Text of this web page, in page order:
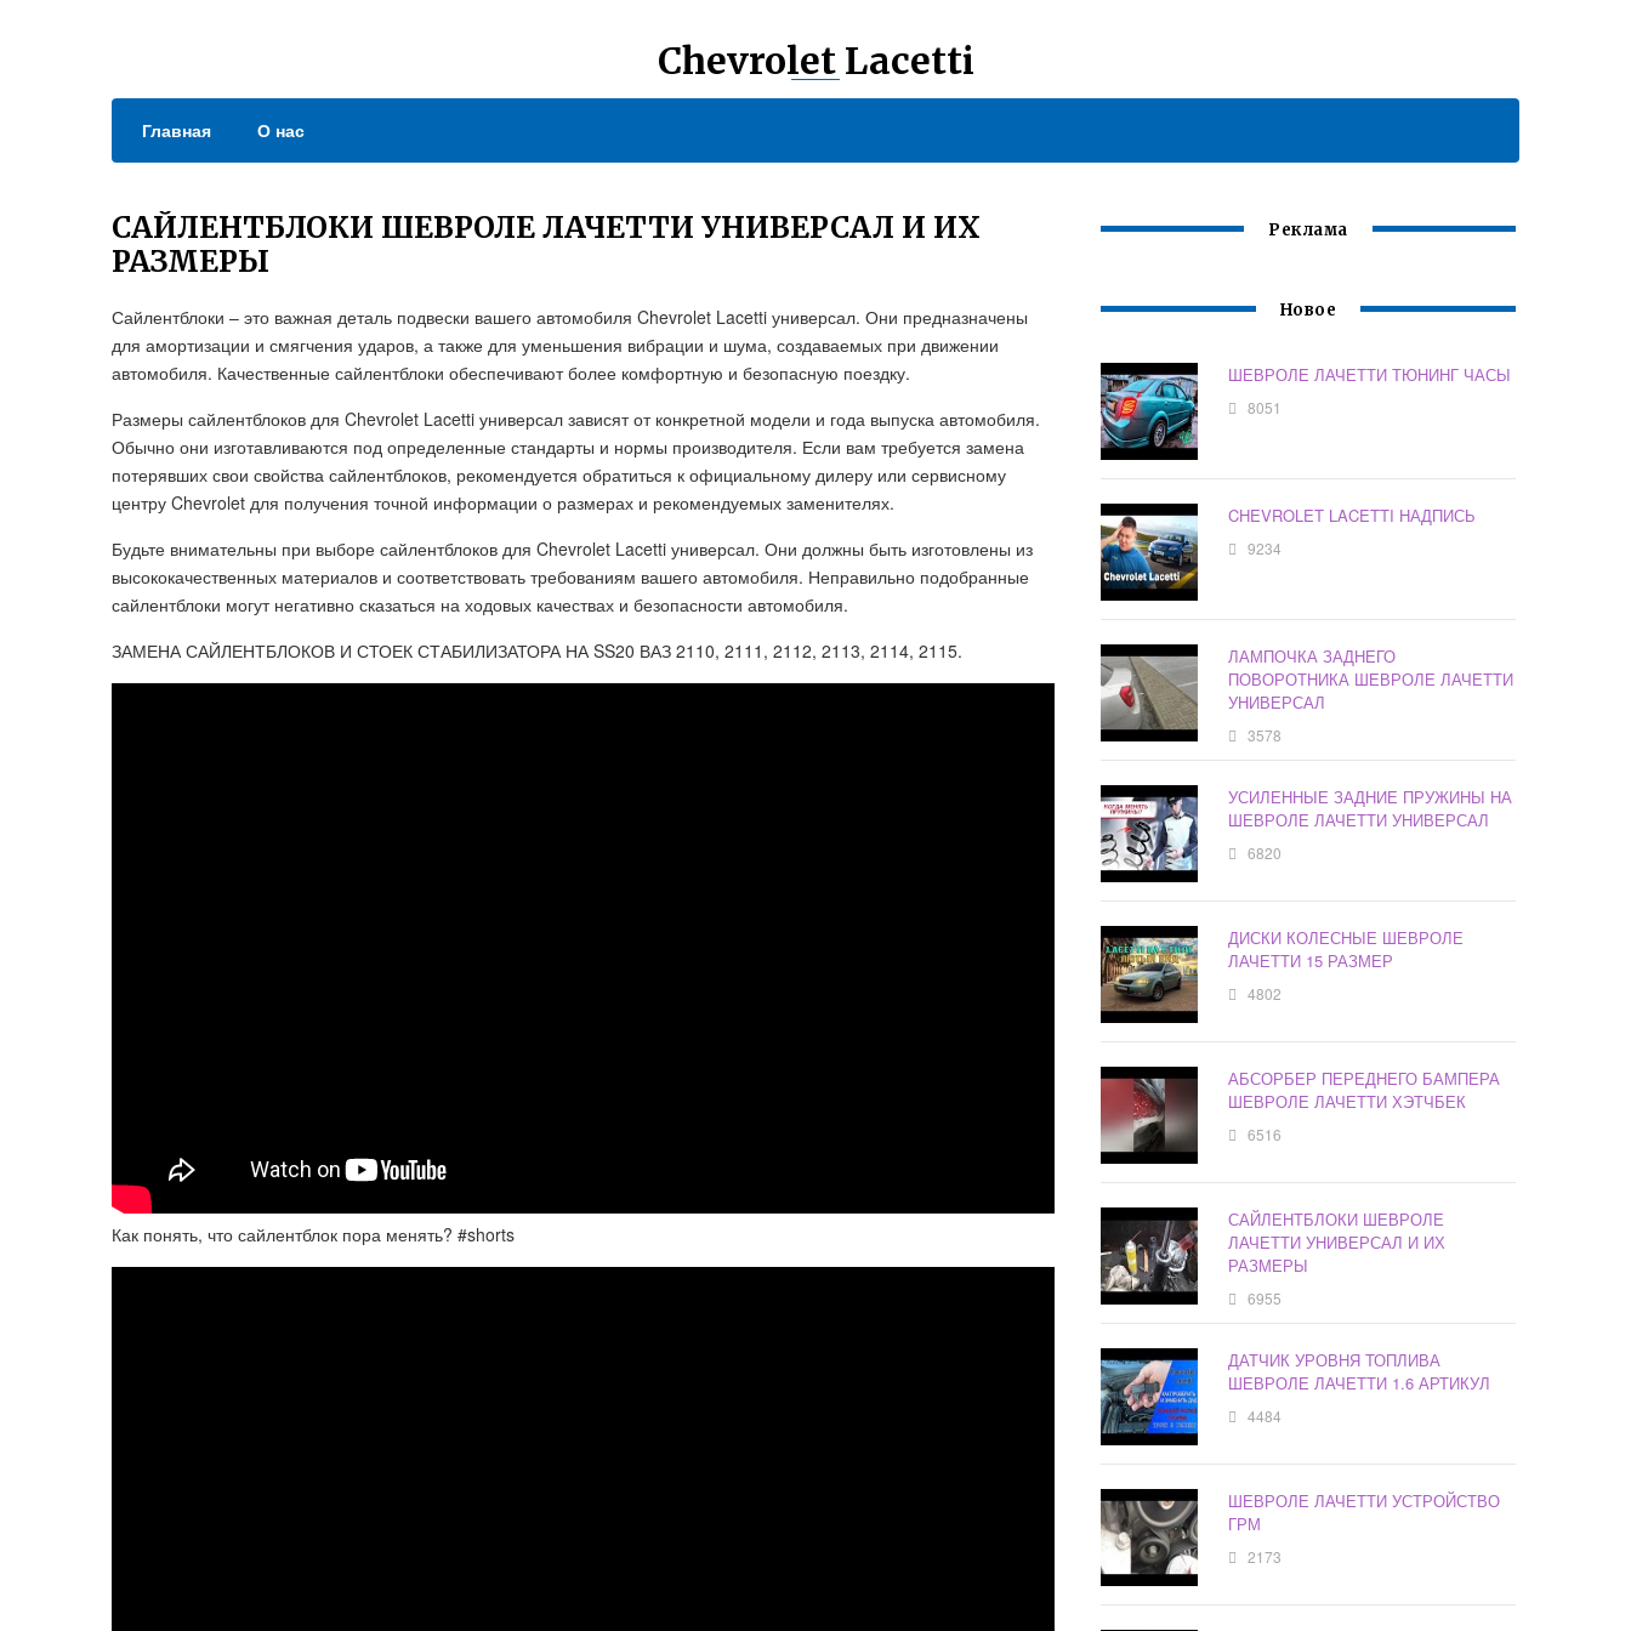
Chevrolet Lacetti
Главная О нас
САЙЛЕНТБЛОКИ ШЕВРОЛЕ ЛАЧЕТТИ УНИВЕРСАЛ И ИХ
РАЗМЕРЫ
Сайлентблоки – это важная деталь подвески вашего автомобиля Chevrolet Lacetti универсал. Они предназначены
для амортизации и смягчения ударов, а также для уменьшения вибрации и шума, создаваемых при движении
автомобиля. Качественные сайлентблоки обеспечивают более комфортную и безопасную поездку.
Размеры сайлентблоков для Chevrolet Lacetti универсал зависят от конкретной модели и года выпуска автомобиля.
Обычно они изготавливаются под определенные стандарты и нормы производителя. Если вам требуется замена
потерявших свои свойства сайлентблоков, рекомендуется обратиться к официальному дилеру или сервисному
центру Chevrolet для получения точной информации о размерах и рекомендуемых заменителях.
Будьте внимательны при выборе сайлентблоков для Chevrolet Lacetti универсал. Они должны быть изготовлены из
высококачественных материалов и соответствовать требованиям вашего автомобиля. Неправильно подобранные
сайлентблоки могут негативно сказаться на ходовых качествах и безопасности автомобиля.
ЗАМЕНА САЙЛЕНТБЛОКОВ И СТОЕК СТАБИЛИЗАТОРА НА SS20 ВАЗ 2110, 2111, 2112, 2113, 2114, 2115.
Как понять, что сайлентблок пора менять? #shorts
Реклама
Новое
ШЕВРОЛЕ ЛАЧЕТТИ ТЮНИНГ ЧАСЫ
8051
CHEVROLET LACETTI НАДПИСЬ
9234
ЛАМПОЧКА ЗАДНЕГО
ПОВОРОТНИКА ШЕВРОЛЕ ЛАЧЕТТИ
УНИВЕРСАЛ
3578
УСИЛЕННЫЕ ЗАДНИЕ ПРУЖИНЫ НА
ШЕВРОЛЕ ЛАЧЕТТИ УНИВЕРСАЛ
6820
ДИСКИ КОЛЕСНЫЕ ШЕВРОЛЕ
ЛАЧЕТТИ 15 РАЗМЕР
4802
АБСОРБЕР ПЕРЕДНЕГО БАМПЕРА
ШЕВРОЛЕ ЛАЧЕТТИ ХЭТЧБЕК
6516
САЙЛЕНТБЛОКИ ШЕВРОЛЕ
ЛАЧЕТТИ УНИВЕРСАЛ И ИХ
РАЗМЕРЫ
6955
ДАТЧИК УРОВНЯ ТОПЛИВА
ШЕВРОЛЕ ЛАЧЕТТИ 1.6 АРТИКУЛ
4484
ШЕВРОЛЕ ЛАЧЕТТИ УСТРОЙСТВО
ГРМ
2173